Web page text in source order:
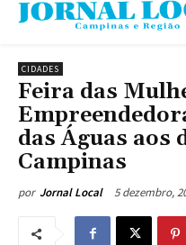
CIDADES
Feira das
das Águas aos
Campinas
por Jornal Local 5 dezembro,